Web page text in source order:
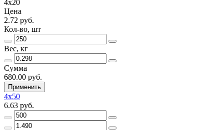
4х20
Цена
2.72 руб.
Кол-во, шт
Вес, кг
Сумма
680.00 руб.
Применить
4х50
6.63 руб.